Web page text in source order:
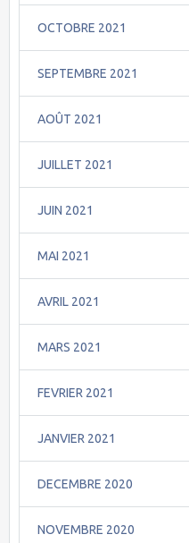
OCTOBRE 2021
SEPTEMBRE 2021
AOÛT 2021
JUILLET 2021
JUIN 2021
MAI 2021
AVRIL 2021
MARS 2021
FEVRIER 2021
JANVIER 2021
DECEMBRE 2020
NOVEMBRE 2020